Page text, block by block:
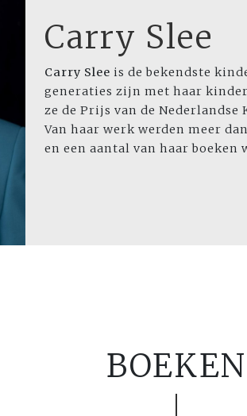
Carry Slee
Carry Slee is de bekendste
generaties zijn met haar
ze de Prijs van de
Van haar werk werden meer
en een aantal van haar boeken
BOEKEN